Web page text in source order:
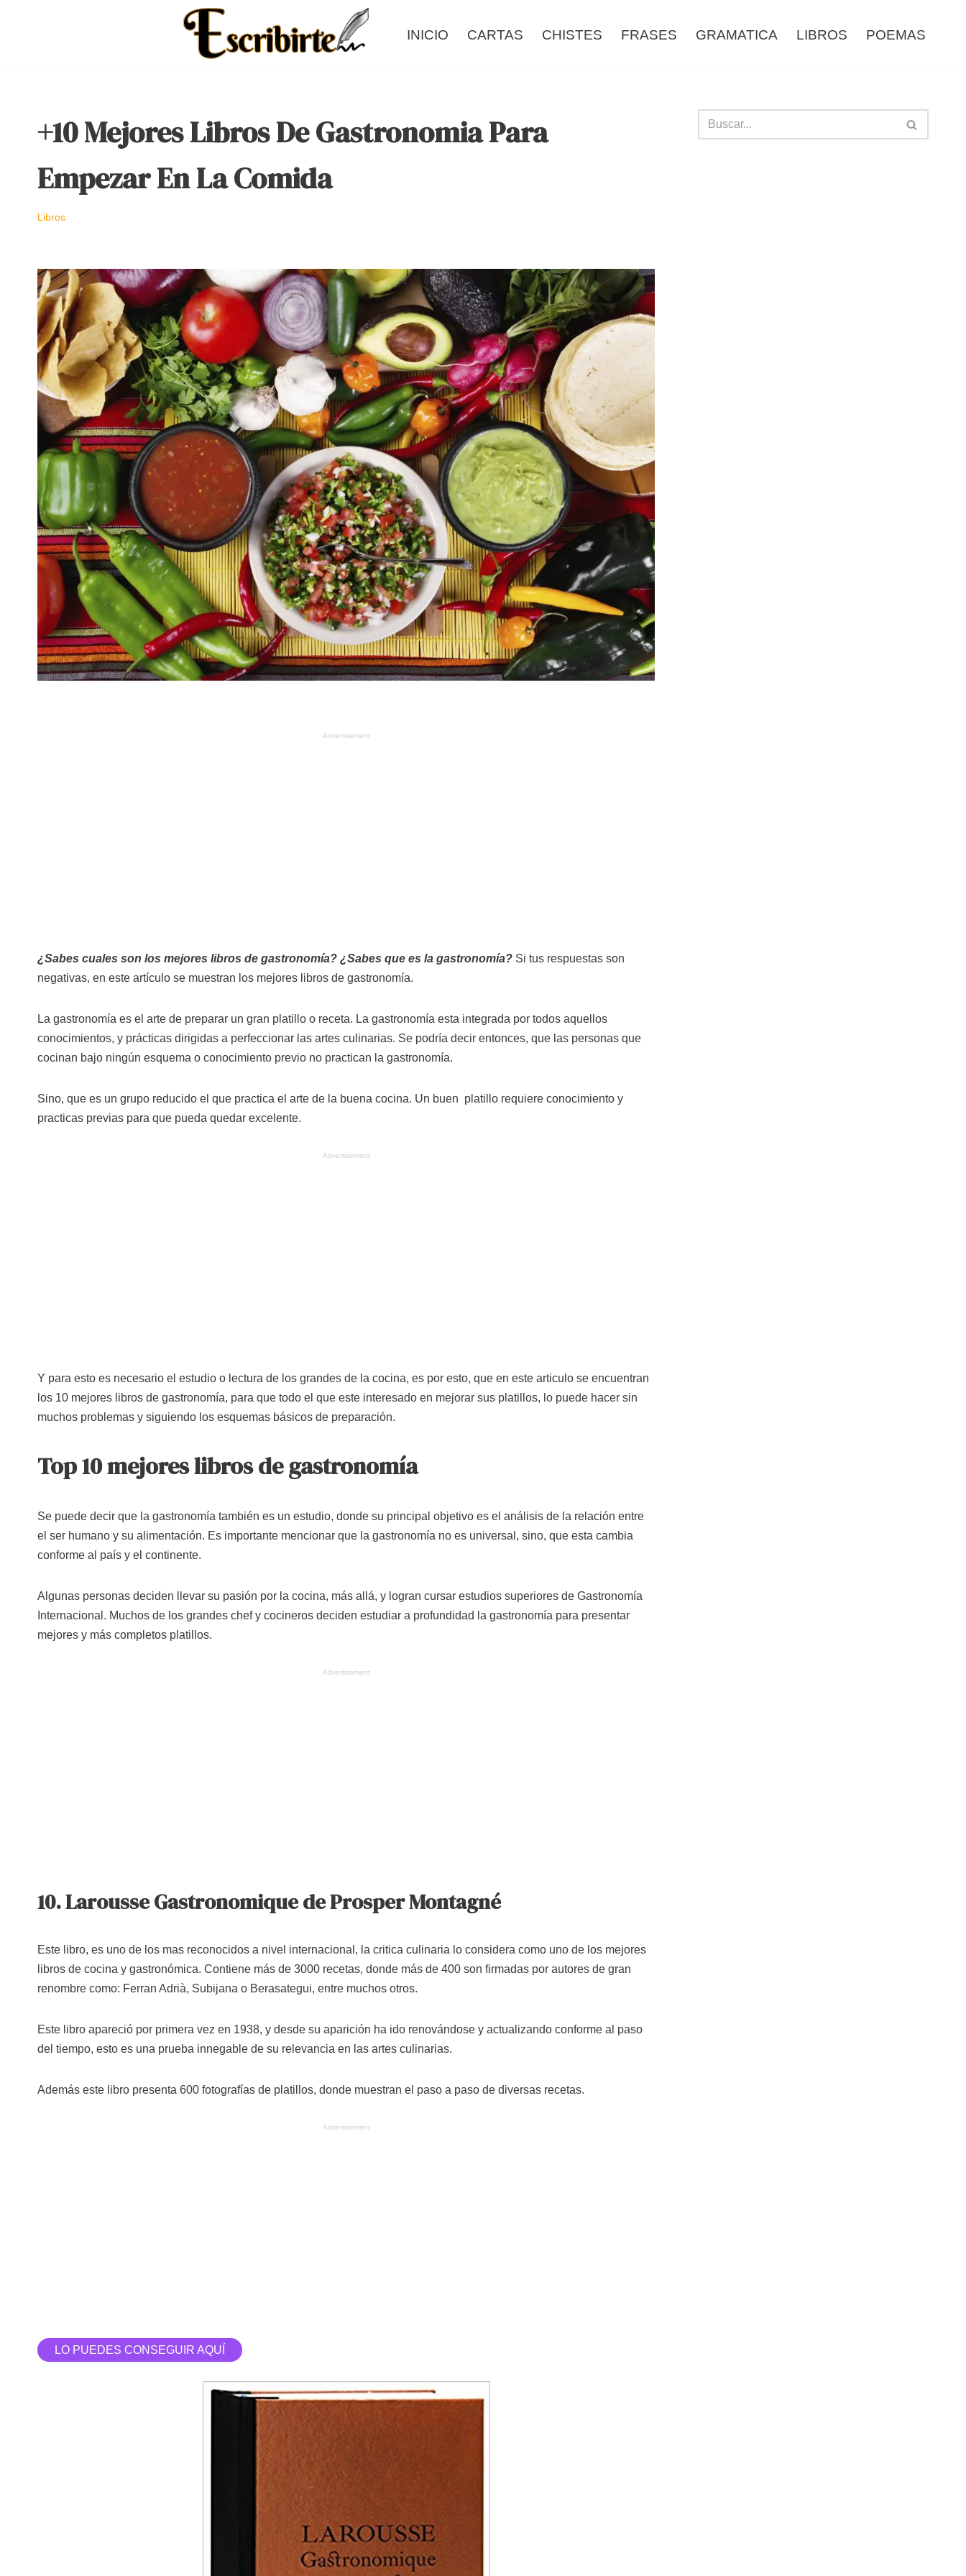
INICIO CARTAS CHISTES FRASES GRAMATICA LIBROS POEMAS
+10 Mejores Libros De Gastronomia Para
Empezar En La Comida
Libros
Advertisement
¿Sabes cuales son los mejores libros de gastronomía? ¿Sabes que es la gastronomía? Si tus respuestas son
negativas, en este artículo se muestran los mejores libros de gastronomía.
La gastronomía es el arte de preparar un gran platillo o receta. La gastronomía esta integrada por todos aquellos
conocimientos, y prácticas dirigidas a perfeccionar las artes culinarias. Se podría decir entonces, que las personas que
cocinan bajo ningún esquema o conocimiento previo no practican la gastronomía.
Sino, que es un grupo reducido el que practica el arte de la buena cocina. Un buen platillo requiere conocimiento y
practicas previas para que pueda quedar excelente.
Advertisement
Y para esto es necesario el estudio o lectura de los grandes de la cocina, es por esto, que en este articulo se encuentran
los 10 mejores libros de gastronomía, para que todo el que este interesado en mejorar sus platillos, lo puede hacer sin
muchos problemas y siguiendo los esquemas básicos de preparación.
Top 10 mejores libros de gastronomía
Se puede decir que la gastronomía también es un estudio, donde su principal objetivo es el análisis de la relación entre
el ser humano y su alimentación. Es importante mencionar que la gastronomía no es universal, sino, que esta cambia
conforme al país y el continente.
Algunas personas deciden llevar su pasión por la cocina, más allá, y logran cursar estudios superiores de Gastronomía
Internacional. Muchos de los grandes chef y cocineros deciden estudiar a profundidad la gastronomía para presentar
mejores y más completos platillos.
Advertisement
10. Larousse Gastronomique de Prosper Montagné
Este libro, es uno de los mas reconocidos a nivel internacional, la critica culinaria lo considera como uno de los mejores
libros de cocina y gastronómica. Contiene más de 3000 recetas, donde más de 400 son firmadas por autores de gran
renombre como: Ferran Adrià, Subijana o Berasategui, entre muchos otros.
Este libro apareció por primera vez en 1938, y desde su aparición ha ido renovándose y actualizando conforme al paso
del tiempo, esto es una prueba innegable de su relevancia en las artes culinarias.
Además este libro presenta 600 fotografías de platillos, donde muestran el paso a paso de diversas recetas.
Advertisement
LO PUEDES CONSEGUIR AQUÍ